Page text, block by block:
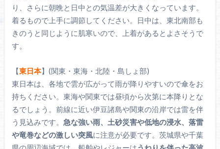
り、さらに朝晩と日中との気温差が大きくなっています。
着るもので上手に調節してください。日中は、東北南部も
きのうと同じように肌寒いので、上着があるとよさそうで
す。
【東日本】(関東・東海・北陸・島しょ部)
東日本は、各地で雲が広がって雨が降りやすいので傘をお
持ちください。東海や関東では昼頃から次第に本降りとな
るでしょう。前線に近い伊豆諸島や関東の沿岸では雷を伴
う見込みです。 急な強い雨、土砂災害や低地の浸水、落雷
や竜巻などの激しい突風に注意が必要です。茨城県や千葉